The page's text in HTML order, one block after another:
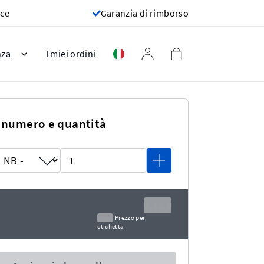
Garanzia di rimborso
I miei ordini
e quantità
0,12 €Prezzo per
etichetta